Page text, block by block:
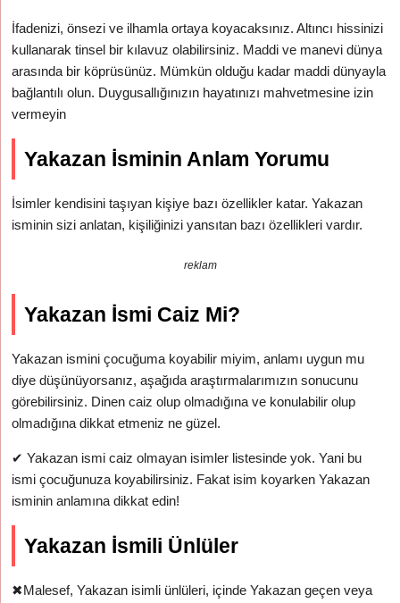
İfadenizi, önsezi ve ilhamla ortaya koyacaksınız. Altıncı hissinizi
kullanarak tinsel bir kılavuz olabilirsiniz. Maddi ve manevi dünya
arasında bir köprüsünüz. Mümkün olduğu kadar maddi dünyayla
bağlantılı olun. Duygusallığınızın hayatınızı mahvetmesine izin
vermeyin
Yakazan İsminin Anlam Yorumu
İsimler kendisini taşıyan kişiye bazı özellikler katar. Yakazan
isminin sizi anlatan, kişiliğinizi yansıtan bazı özellikleri vardır.
reklam
Yakazan İsmi Caiz Mi?
Yakazan ismini çocuğuma koyabilir miyim, anlamı uygun mu
diye düşünüyorsanız, aşağıda araştırmalarımızın sonucunu
görebilirsiniz. Dinen caiz olup olmadığına ve konulabilir olup
olmadığına dikkat etmeniz ne güzel.
✔ Yakazan ismi caiz olmayan isimler listesinde yok. Yani bu
ismi çocuğunuza koyabilirsiniz. Fakat isim koyarken Yakazan
isminin anlamına dikkat edin!
Yakazan İsmili Ünlüler
✖Malesef, Yakazan isimli ünlüleri, içinde Yakazan geçen veya